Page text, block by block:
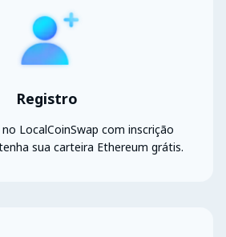
Registro
LocalCoinSwap com inscrição
sua carteira Ethereum grátis.